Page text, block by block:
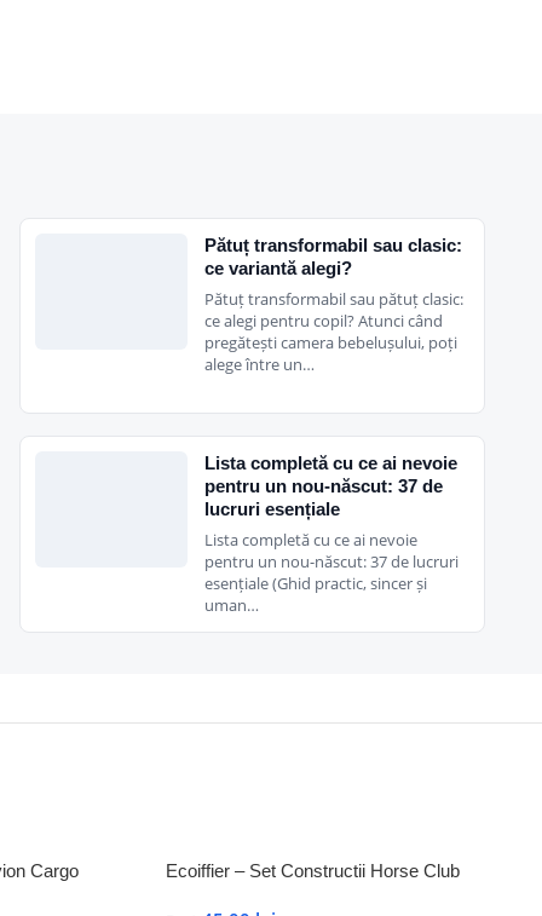
Pătuț transformabil sau clasic:
ce variantă alegi?
Pătuț transformabil sau pătuț clasic:
ce alegi pentru copil? Atunci când
pregătești camera bebelușului, poți
alege între un…
Lista completă cu ce ai nevoie
pentru un nou-născut: 37 de
lucruri esențiale
Lista completă cu ce ai nevoie
pentru un nou-născut: 37 de lucruri
esențiale (Ghid practic, sincer și
uman…
Cargo Ecoiffier – Set Constructii Horse Club